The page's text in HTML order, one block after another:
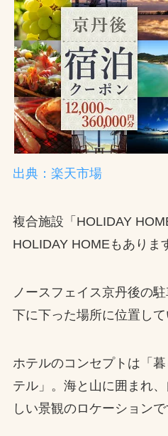
出典：楽天市場
複合施設「HOLIDAY
HOLIDAY HOMEもありま
ノースフェイス京丹後の
下に下った場所に位置して
ホテルのコンセプトは「
テル」。海と山に囲まれ
しい景観のロケーションで